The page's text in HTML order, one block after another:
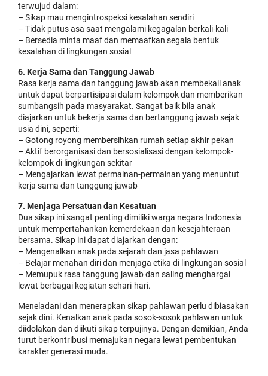
terwujud dalam:
– Sikap mau mengintrospeksi kesalahan sendiri
– Tidak putus asa saat mengalami kegagalan berkali-kali
– Bersedia minta maaf dan memaafkan segala bentuk
kesalahan di lingkungan sosial
6. Kerja Sama dan Tanggung Jawab
Rasa kerja sama dan tanggung jawab akan membekali anak
untuk dapat berpartisipasi dalam kelompok dan memberikan
sumbangsih pada masyarakat. Sangat baik bila anak
diajarkan untuk bekerja sama dan bertanggung jawab sejak
usia dini, seperti:
– Gotong royong membersihkan rumah setiap akhir pekan
– Aktif berorganisasi dan bersosialisasi dengan kelompok-
kelompok di lingkungan sekitar
– Mengajarkan lewat permainan-permainan yang menuntut
kerja sama dan tanggung jawab
7. Menjaga Persatuan dan Kesatuan
Dua sikap ini sangat penting dimiliki warga negara Indonesia
untuk mempertahankan kemerdekaan dan kesejahteraan
bersama. Sikap ini dapat diajarkan dengan:
– Mengenalkan anak pada sejarah dan jasa pahlawan
– Belajar menahan diri dan menjaga etika di lingkungan sosial
– Memupuk rasa tanggung jawab dan saling menghargai
lewat berbagai kegiatan sehari-hari.
Meneladani dan menerapkan sikap pahlawan perlu dibiasakan
sejak dini. Kenalkan anak pada sosok-sosok pahlawan untuk
diidolakan dan diikuti sikap terpujinya. Dengan demikian, Anda
turut berkontribusi memajukan negara lewat pembentukan
karakter generasi muda.